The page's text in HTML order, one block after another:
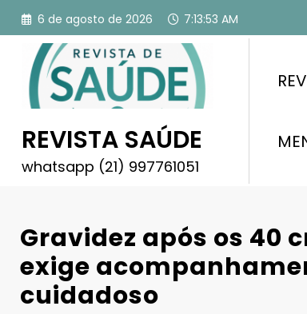
Pular
para
conteúdo
6 de agosto de 2026 7:13:54 AM
REVISTA SAÚDE
whatsapp (21) 997761051
Gravidez após os 40
exige
cuidadoso